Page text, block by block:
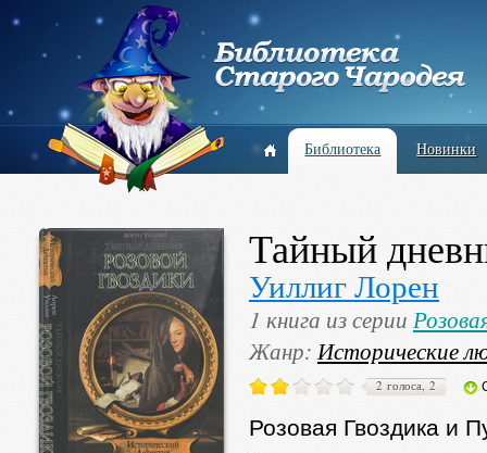
Библиотека Новинки
Тайный
Уиллиг Лорен
1 книга из серии
Жанр:Исторические
2 голоса, 2
Розовая Гвоздика и